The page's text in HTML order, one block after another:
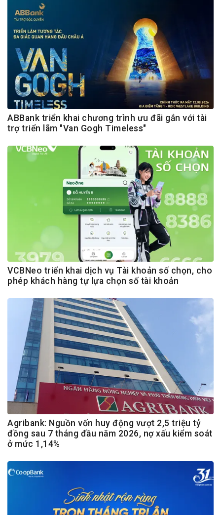
ABBank triển khai chương trình ưu đãi gắn với tài
trợ triển lãm "Van Gogh Timeless"
VCBNeo triển khai dịch vụ Tài khoản số chọn, cho
phép khách hàng tự lựa chọn số tài khoản
Agribank: Nguồn vốn huy động vượt 2,5 triệu tỷ
đồng sau 7 tháng đầu năm 2026, nợ xấu kiểm soát
ở mức 1,14%